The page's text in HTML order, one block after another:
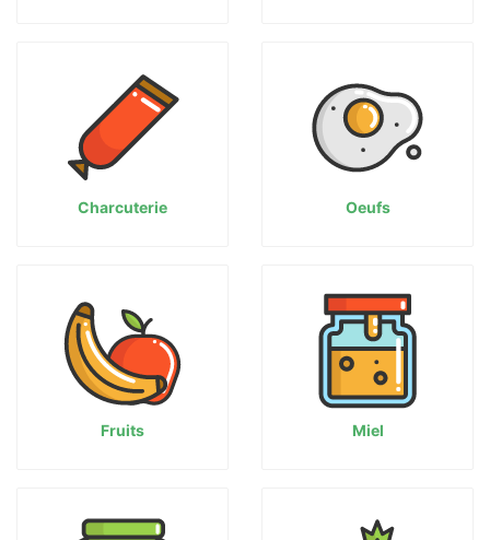
Charcuterie Oeufs
Fruits Miel